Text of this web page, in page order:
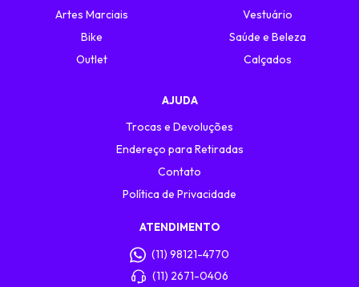
Artes Marciais
Bike
Outlet
Vestuário
Saúde e Beleza
Calçados
AJUDA
Trocas e Devoluções
Endereço para Retiradas
Contato
Política de Privacidade
ATENDIMENTO
(11) 98121-4770
(11) 2671-0406